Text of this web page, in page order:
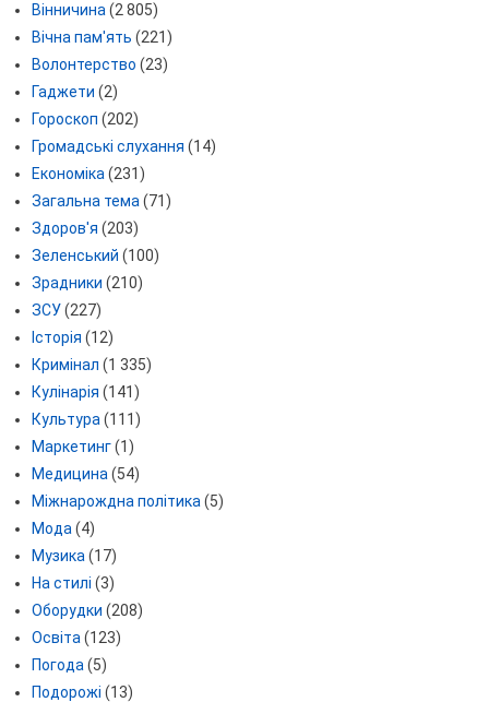
Вінничина (2 805)
Вічна пам'ять (221)
Волонтерство (23)
Гаджети (2)
Гороскоп (202)
Громадські слухання (14)
Економіка (231)
Загальна тема (71)
Здоров'я (203)
Зеленський (100)
Зрадники (210)
ЗСУ(227)
Історія (12)
Кримінал (1 335)
Кулінарія (141)
Культура (111)
Маркетинг(1)
Медицина (54)
Міжнарождна політика (5)
Мода (4)
Музика (17)
На стилі (3)
Оборудки (208)
Освіта (123)
Погода (5)
Подорожі (13)